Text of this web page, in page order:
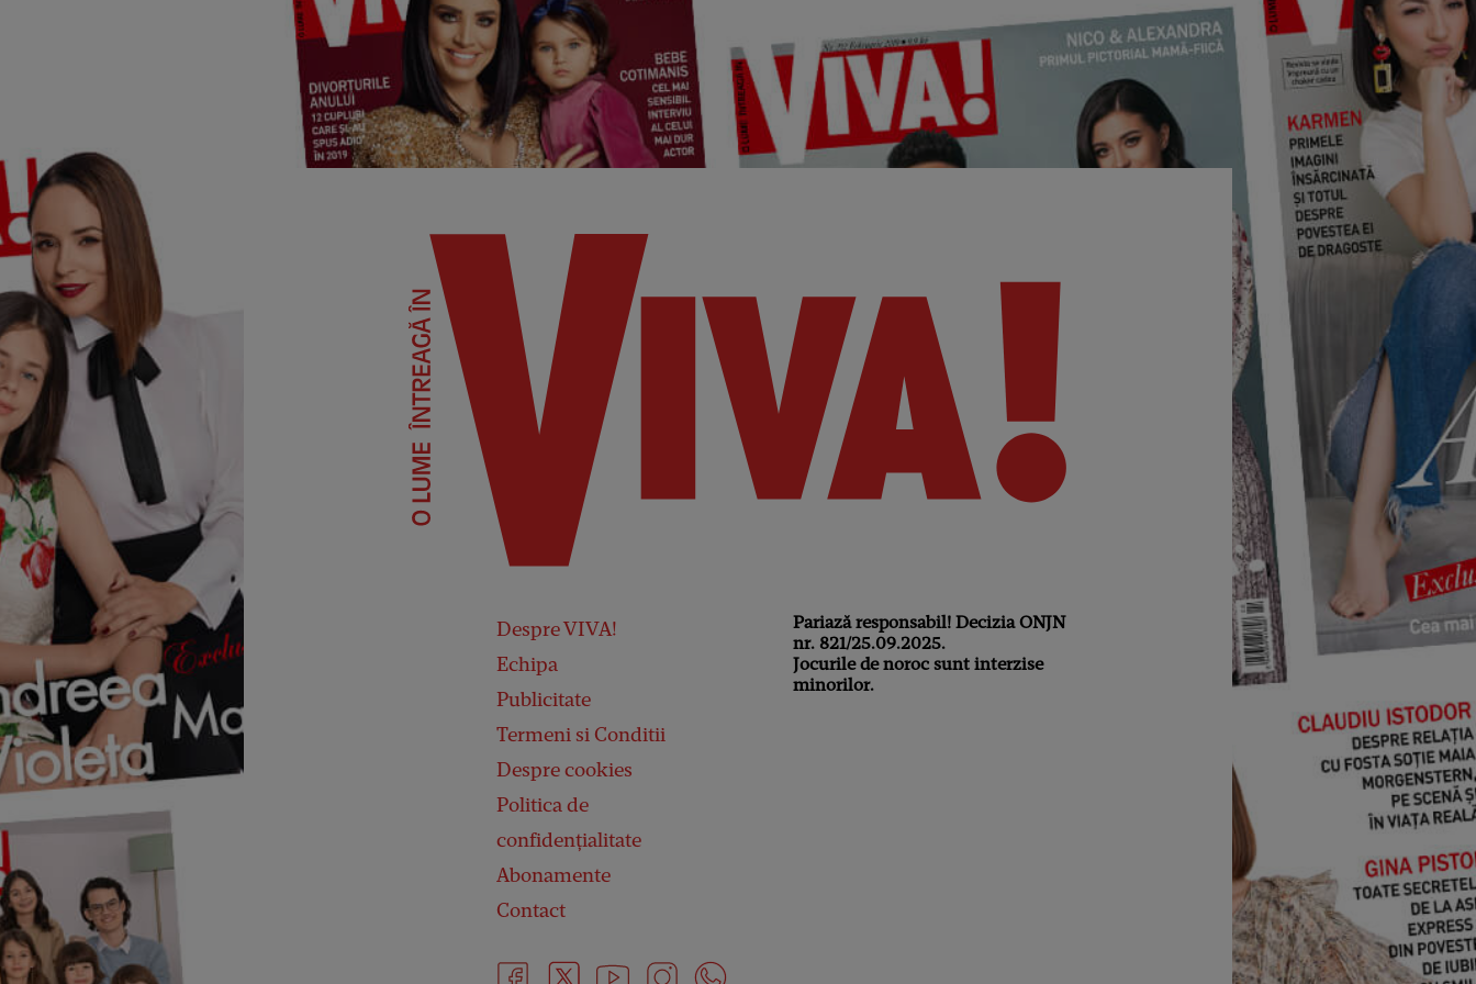
Despre VIVA!
Echipa
Publicitate
Termeni si Conditii
Despre cookies
Politica de
confidențialitate
Abonamente
Contact
Pariază responsabil! Decizia ONJN
nr. 821/25.09.2025.
Jocurile de noroc sunt interzise
minorilor.